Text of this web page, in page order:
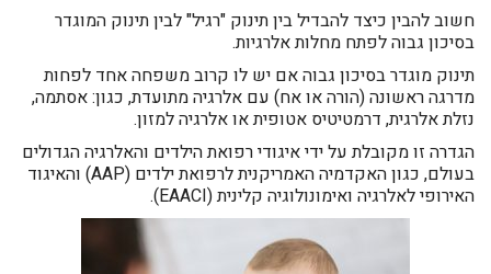
חשוב להבין כיצד להבדיל בין תינוק "רגיל" לבין תינוק המוגדר
בסיכון גבוה לפתח מחלות אלרגיות.
תינוק מוגדר בסיכון גבוה אם יש לו קרוב משפחה אחד לפחות
מדרגה ראשונה (הורה או אח) עם אלרגיה מתועדת, כגון: אסתמה,
נזלת אלרגית, דרמטיטיס אטופית או אלרגיה למזון.
הגדרה זו מקובלת על ידי איגודי רפואת הילדים והאלרגיה הגדולים
בעולם, כגון האקדמיה האמריקנית לרפואת ילדים (AAP) והאיגוד
האירופי לאלרגיה ואימונולוגיה קלינית (EAACI).